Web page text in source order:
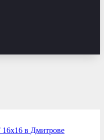
в Дмитрове